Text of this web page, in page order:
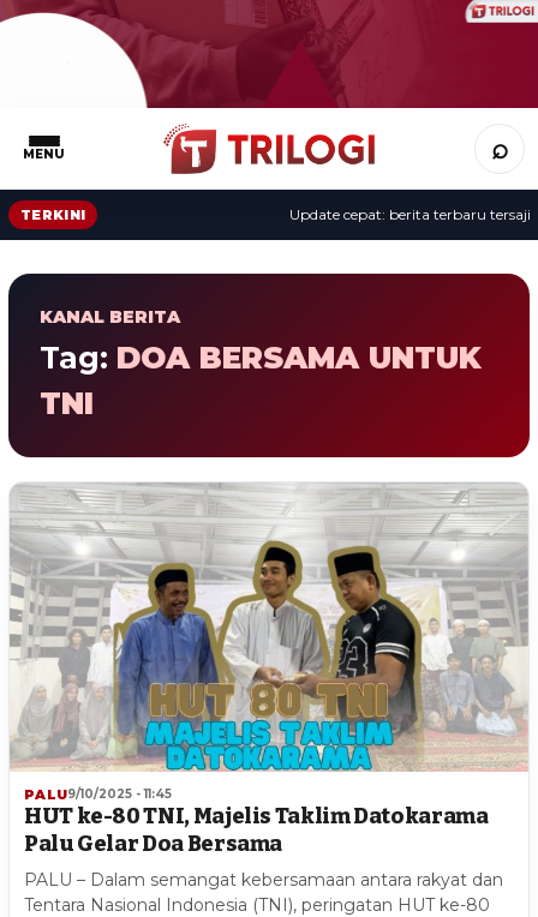
MENU ⌕
TERKINI Update cepat: berita terbaru tersaji
KANAL BERITA
Tag: DOA BERSAMA UNTUK
TNI
PALU9/10/2025 - 11:45
HUT ke-80 TNI, Majelis Taklim Datokarama
Palu Gelar Doa Bersama
PALU – Dalam semangat kebersamaan antara rakyat dan
Tentara Nasional Indonesia (TNI), peringatan HUT ke-80